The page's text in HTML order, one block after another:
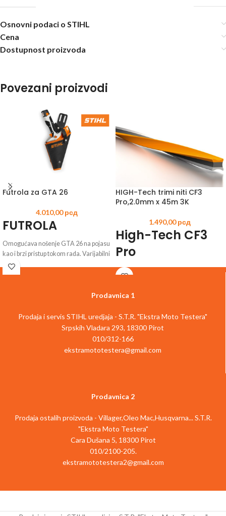
Osnovni podaci o STIHL
Cena
Dostupnost proizvoda
Povezani proizvodi
Futrola za GTA 26
4.010,00рсд
FUTROLA
Omogućava nošenje GTA 26 na pojasu
kao i brzi pristup tokom rada. Varijabilni
kaiš za nogu fiksira futrolu na butini i
obezbeđuje visok nivo komfora pri
veću zaštitu prilikom priključenja.
futroli.
HIGH-Tech trimi niti CF3
Pro,2.0mm x 45m 3K
1.490,00рсд
High-Tech CF3
Pro
Napravljeno od tri različite vrste
Prodavnica 1
Prodaja i servis STIHL uredjaja - S.T.R. "Ekstra Moto Testera"
Srpskih Vladara 293, 18300 Pirot
010/312-166
ekstramototestera@gmail.com
Prodavnica 2
Prodaja ostalih proizvoda - Villager,Oleo Mac,Husqvarna... S.T.R.
"Ekstra Moto Testera"
Cara Dušana 5, 18300 Pirot
010/2100-205.
ekstramototestera2@gmail.com